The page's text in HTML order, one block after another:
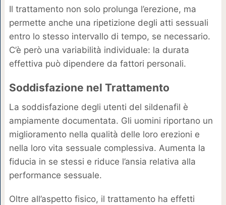
Il trattamento non solo prolunga l’erezione, ma
permette anche una ripetizione degli atti sessuali
entro lo stesso intervallo di tempo, se necessario.
C’è però una variabilità individuale: la durata
effettiva può dipendere da fattori personali.
Soddisfazione nel Trattamento
La soddisfazione degli utenti del sildenafil è
ampiamente documentata. Gli uomini riportano un
miglioramento nella qualità delle loro erezioni e
nella loro vita sessuale complessiva. Aumenta la
fiducia in se stessi e riduce l’ansia relativa alla
performance sessuale.
Oltre all’aspetto fisico, il trattamento ha effetti